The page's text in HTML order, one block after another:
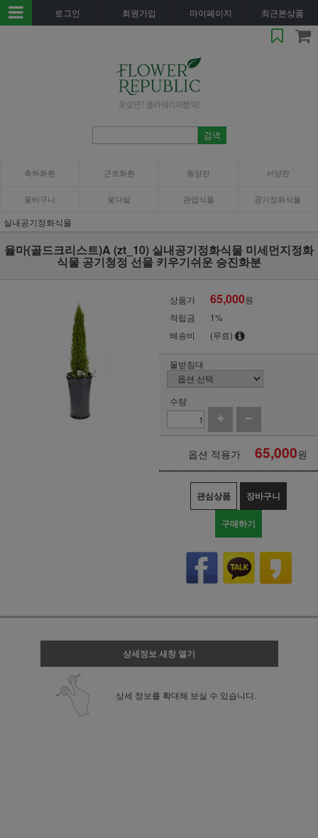
로그인 회원가입 마이페이지 최근본상품
축하화환 근조화환 동양란 서양란
꽃바구니 꽃다발 관엽식물 공기정화식물
실내공기정화식물
율마(골드크리스트)A (zt_10) 실내공기정화식물 미세먼지정화
식물 공기청정 선물 키우기쉬운 승진화분
상품가 65,000원
적립금
1%
배송비
(무료)
물받침대
수량
옵션 적용가 65,000원
관심상품 장바구니
구매하기
상세정보 새창 열기
상세 정보를 확대해 보실 수 있습니다.